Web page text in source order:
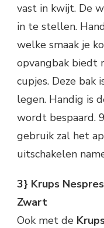
vast in kwijt. De
in te stellen.
welke smaak je
opvangbak biedt
cupjes. Deze bak
legen. Handig is
wordt bespaard.
gebruik zal het
uitschakelen
3} Krups
Zwart
Ook met de